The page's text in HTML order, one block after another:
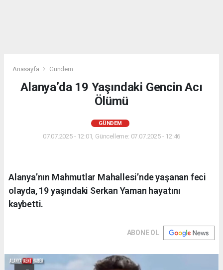
Anasayfa Gündem
Alanya’da 19 Yaşındaki Gencin Acı
Ölümü
GÜNDEM
07.07.2025 - 12:01, Güncelleme: 07.07.2025 - 12:46
Alanya’nın Mahmutlar Mahallesi’nde yaşanan feci
olayda, 19 yaşındaki Serkan Yaman hayatını
kaybetti.
ABONE OL